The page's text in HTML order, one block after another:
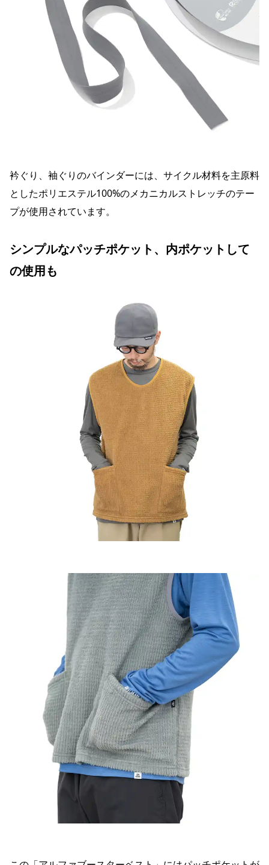
衿ぐり、袖ぐりのバインダーには、サイクル材料を主原料
としたポリエステル100%のメカニカルストレッチのテー
プが使用されています。
シンプルなパッチポケット、内ポケットして
の使用も